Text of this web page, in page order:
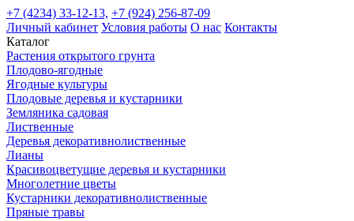
+7 (4234) 33-12-13, +7 (924) 256-87-09
Личный кабинет Условия работы О нас Контакты
Каталог
Растения открытого грунта
Плодово-ягодные
Ягодные культуры
Плодовые деревья и кустарники
Земляника садовая
Лиственные
Деревья декоративнолиственные
Лианы
Красивоцветущие деревья и кустарники
Многолетние цветы
Кустарники декоративнолиственные
Пряные травы